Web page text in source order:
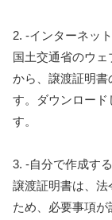
2. -インターネッ
国土交通省のウ
から、譲渡証明書
す。ダウンロード
す。
3. -自分で作成す
譲渡証明書は、
ため、必要事項